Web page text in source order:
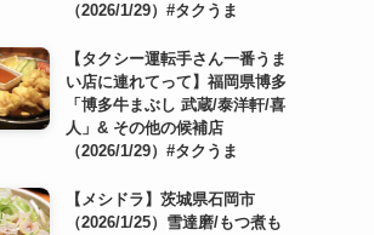
（2026/1/29）#タクうま
【タクシー運転手さん一番うま
い店に連れてって】福岡県博多
「博多牛まぶし 武蔵/泰洋軒/喜
人」& その他の候補店
（2026/1/29）#タクうま
【メシドラ】茨城県石岡市
（2026/1/25）雪達磨/もつ煮も